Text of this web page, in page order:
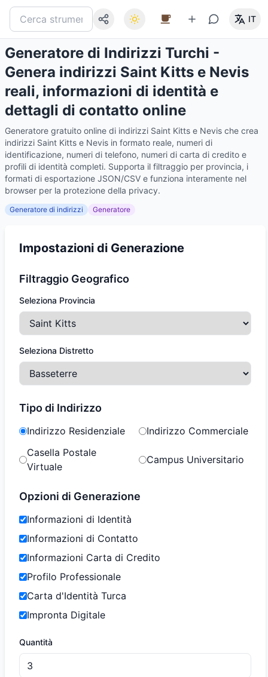
IT
Generatore di Indirizzi Turchi -
Genera indirizzi Saint Kitts e Nevis
reali, informazioni di identità e
dettagli di contatto online
Generatore gratuito online di indirizzi Saint Kitts e Nevis che crea
indirizzi Saint Kitts e Nevis in formato reale, numeri di
identificazione, numeri di telefono, numeri di carta di credito e
profili di identità completi. Supporta il filtraggio per provincia, i
formati di esportazione JSON/CSV e funziona interamente nel
browser per la protezione della privacy.
Generatore di indirizzi Generatore
Impostazioni di Generazione
Filtraggio Geografico
Seleziona Provincia
Seleziona Distretto
Tipo di Indirizzo
Indirizzo Residenziale
Indirizzo Commerciale
Casella Postale
Virtuale
Campus Universitario
Opzioni di Generazione
Informazioni di Identità
Informazioni di Contatto
Informazioni Carta di Credito
Profilo Professionale
Carta d'Identità Turca
Impronta Digitale
Quantità